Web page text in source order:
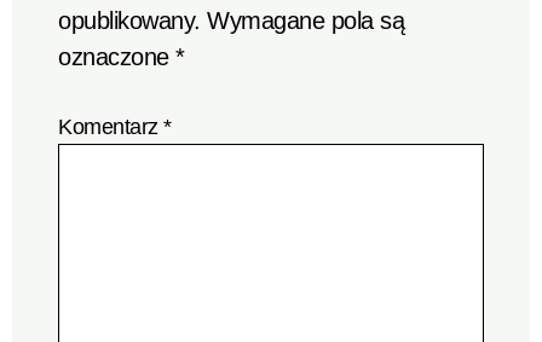
opublikowany. Wymagane pola są
oznaczone*
Komentarz*